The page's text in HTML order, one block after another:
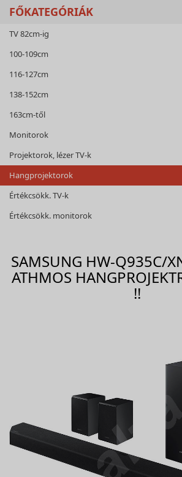
FŐKATEGÓRIÁK
TV 82cm-ig
100-109cm
116-127cm
138-152cm
163cm-től
Monitorok
Projektorok, lézer TV-k
Hangprojektorok
Értékcsökk. TV-k
Értékcsökk. monitorok
SAMSUNG HW-Q935C/
ATHMOS
!!